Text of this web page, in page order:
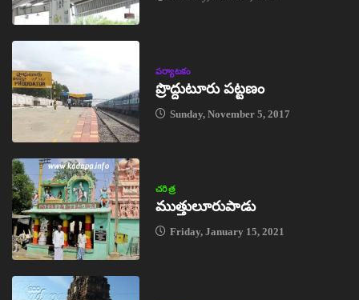
పర్యాటకం
ప్రొద్దుటూరు పట్టణం
Sunday, November 5, 2017
చరిత్ర
ముత్తులూరుపాడు
Friday, January 15, 2021